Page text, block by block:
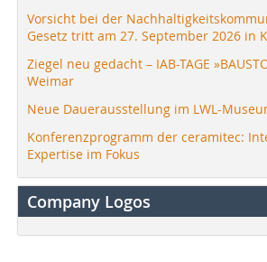
Vorsicht bei der
Gesetz tritt am 27. September 2026 in
Ziegel neu gedacht – IAB-TAGE
Weimar
Neue Dauerausstellung im LWL-
Konferenzprogramm der ceramitec:
Expertise im Fokus
Company Logos